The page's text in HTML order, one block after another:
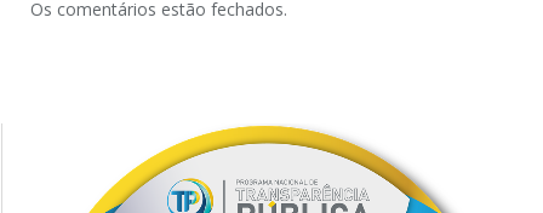
Os comentários estão fechados.